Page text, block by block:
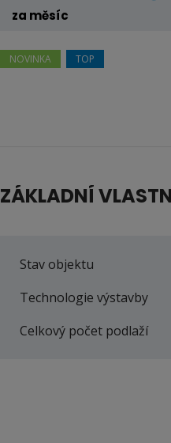
za měsíc
NOVINKA TOP
ZÁKLADNÍ
Stav objektu
Technologie výstavby
Celkový počet podlaží